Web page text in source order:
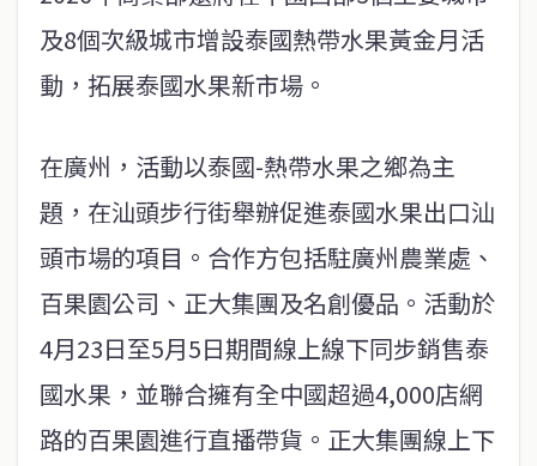
及8個次級城市增設泰國熱帶水果黃金月活
動，拓展泰國水果新市場。
在廣州，活動以泰國-熱帶水果之鄉為主
題，在汕頭步行街舉辦促進泰國水果出口汕
頭市場的項目。合作方包括駐廣州農業處、
百果園公司、正大集團及名創優品。活動於
4月23日至5月5日期間線上線下同步銷售泰
國水果，並聯合擁有全中國超過4,000店網
路的百果園進行直播帶貨。正大集團線上下